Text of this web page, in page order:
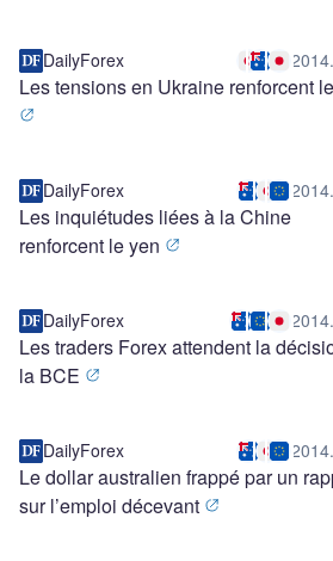
DailyForex
Les tensions en Ukraine renforcent
DailyForex
Les inquiétudes liées à la Chine
renforcent le yen
DailyForex
Les traders Forex attendent la
la BCE
DailyForex
Le dollar australien frappé par un
sur l’emploi décevant